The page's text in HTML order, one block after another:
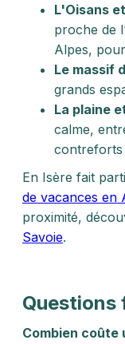
L'Oisans
proche de
Alpes,
Le massif
grands
La plaine
calme,
contreforts
En Isère fait
de vacances en
proximité,
Savoie.
Questions
Combien coûte